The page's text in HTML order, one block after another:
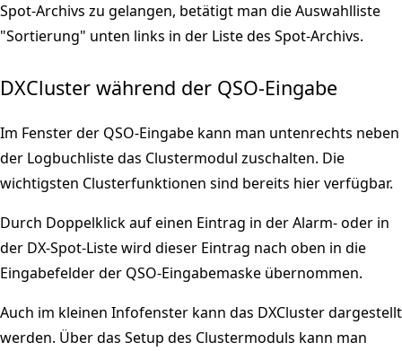
Spot-Archivs zu gelangen, betätigt man die Auswahlliste
"Sortierung" unten links in der Liste des Spot-Archivs.
DXCluster während der QSO-Eingabe
Im Fenster der QSO-Eingabe kann man untenrechts neben
der Logbuchliste das Clustermodul zuschalten. Die
wichtigsten Clusterfunktionen sind bereits hier verfügbar.
Durch Doppelklick auf einen Eintrag in der Alarm- oder in
der DX-Spot-Liste wird dieser Eintrag nach oben in die
Eingabefelder der QSO-Eingabemaske übernommen.
Auch im kleinen Infofenster kann das DXCluster dargestellt
werden. Über das Setup des Clustermoduls kann man